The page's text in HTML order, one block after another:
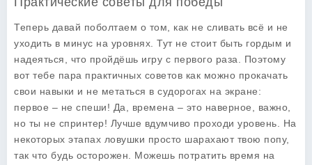
Теперь давай поболтаем о том, как не сливать всё и не
уходить в минус на уровнях. Тут не стоит быть гордым и
надеяться, что пройдёшь игру с первого раза. Поэтому
вот тебе пара практичных советов как можно прокачать
свои навыки и не метаться в судорогах на экране:
первое – не спеши! Да, времена – это наверное, важно,
но ты не спринтер! Лучше вдумчиво проходи уровень. На
некоторых этапах ловушки просто шарахают твою попу,
так что будь осторожен. Можешь потратить время на